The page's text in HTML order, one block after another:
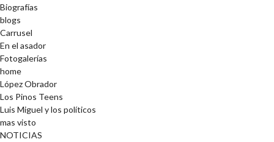
Biografías
blogs
Carrusel
En el asador
Fotogalerías
home
López Obrador
Los Pinos Teens
Luis Miguel y los políticos
mas visto
NOTICIAS